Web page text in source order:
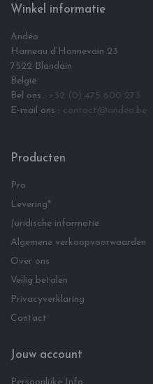
Winkel informatie
Andéo
Hameau d‘Honnevain 23
7522 Blandain
België
Bel ons : +32 (0) 475 600 273
E-mail ons : contact@andeo.be
Producten
Pro
Levering*
Juridische informatie
Algemene verkoopvoorwaarden
Over ons
Veilig betalen
Privacyverklaring
Contact
Jouw account